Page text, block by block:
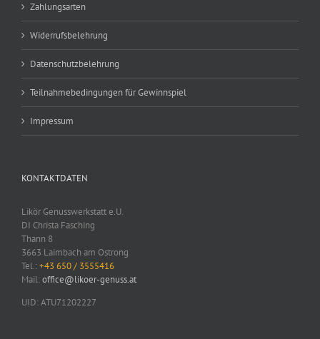
Zahlungsarten
Widerrufsbelehrung
Datenschutzbelehrung
Teilnahmebedingungen für Gewinnspiel
Impressum
KONTAKTDATEN
Likör Genusswerkstatt e.U.
DI Christa Fasching
Thann 8
3663 Laimbach am Ostrong
Tel.:+43 650 / 3555416
Mail:office@likoer-genuss.at
UID: ATU71202227